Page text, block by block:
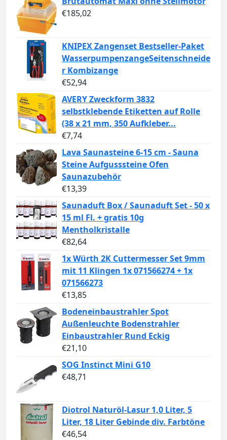
€185,02
KNIPEX Zangenset Bestseller-Paket
WasserpumpenzangeSeitenschneide
r Kombizange
€52,94
AVERY Zweckform 3832
selbstklebende Etiketten auf Rolle
(38 x 21 mm, 350 Aufkleber...
€7,74
Lava Saunasteine 6-15 cm - Sauna
Steine Aufgusssteine Ofen
Saunazubehör
€13,39
Saunaduft Box / Saunaduft Set - 50 x
15 ml Fl. + gratis 10g
Mentholkristalle
€82,64
1x Würth 2K Cuttermesser Set 9mm
mit 11 Klingen 1x 071566274 + 1x
071566273
€13,85
Bodeneinbaustrahler Spot
Außenleuchte Bodenstrahler
Einbaustrahler Rund Eckig
€21,10
SOG Instinct Mini G10
€48,71
Diotrol Naturöl-Lasur 1,0 Liter, 5
Liter, 18 Liter Gebinde div. Farbtöne
€46,54